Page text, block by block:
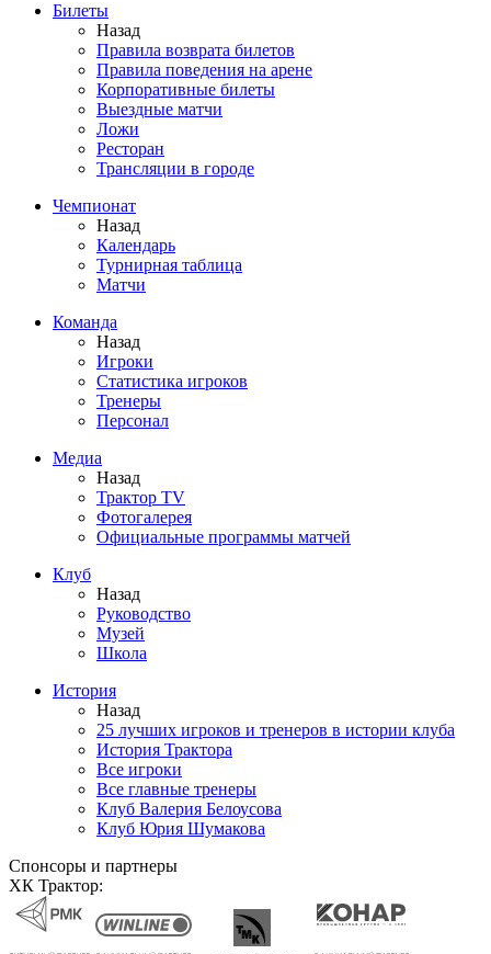
Билеты
Назад
Правила возврата билетов
Правила поведения на арене
Корпоративные билеты
Выездные матчи
Ложи
Ресторан
Трансляции в городе
Чемпионат
Назад
Календарь
Турнирная таблица
Матчи
Команда
Назад
Игроки
Статистика игроков
Тренеры
Персонал
Медиа
Назад
Трактор TV
Фотогалерея
Официальные программы матчей
Клуб
Назад
Руководство
Музей
Школа
История
Назад
25 лучших игроков и тренеров в истории клуба
История Трактора
Все игроки
Все главные тренеры
Клуб Валерия Белоусова
Клуб Юрия Шумакова
Спонсоры и партнеры
ХК Трактор: